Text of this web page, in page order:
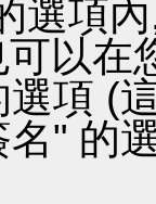
選項
以在
項 (
" 的